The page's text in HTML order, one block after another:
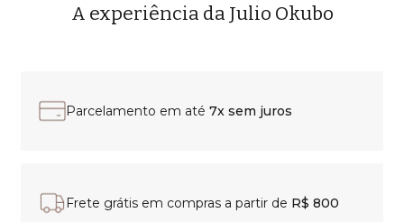
A experiência da Julio Okubo
Parcelamento em até 7x sem juros
Frete grátis em compras a partir de R$ 800